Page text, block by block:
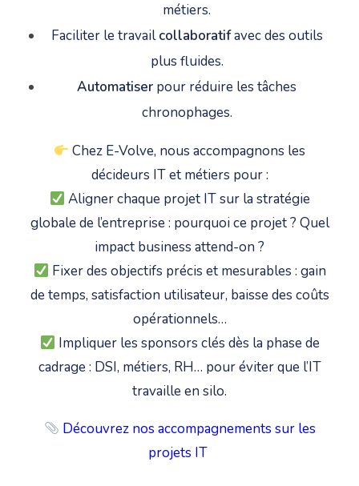
métiers.
Faciliter le travailcollaboratifavec des outils
plus fluides.
Automatiser pour réduire les tâches
chronophages.
Chez E-Volve, nous accompagnons les
décideurs IT et métiers pour :
Aligner chaque projet IT sur la stratégie
globale de l’entreprise : pourquoi ce projet ? Quel
impact business attend-on ?
Fixer des objectifs précis et mesurables : gain
de temps, satisfaction utilisateur, baisse des coûts
opérationnels…
Impliquer les sponsors clés dès la phase de
cadrage : DSI, métiers, RH… pour éviter que l’IT
travaille en silo.
Découvrez nos accompagnements sur les
projets IT